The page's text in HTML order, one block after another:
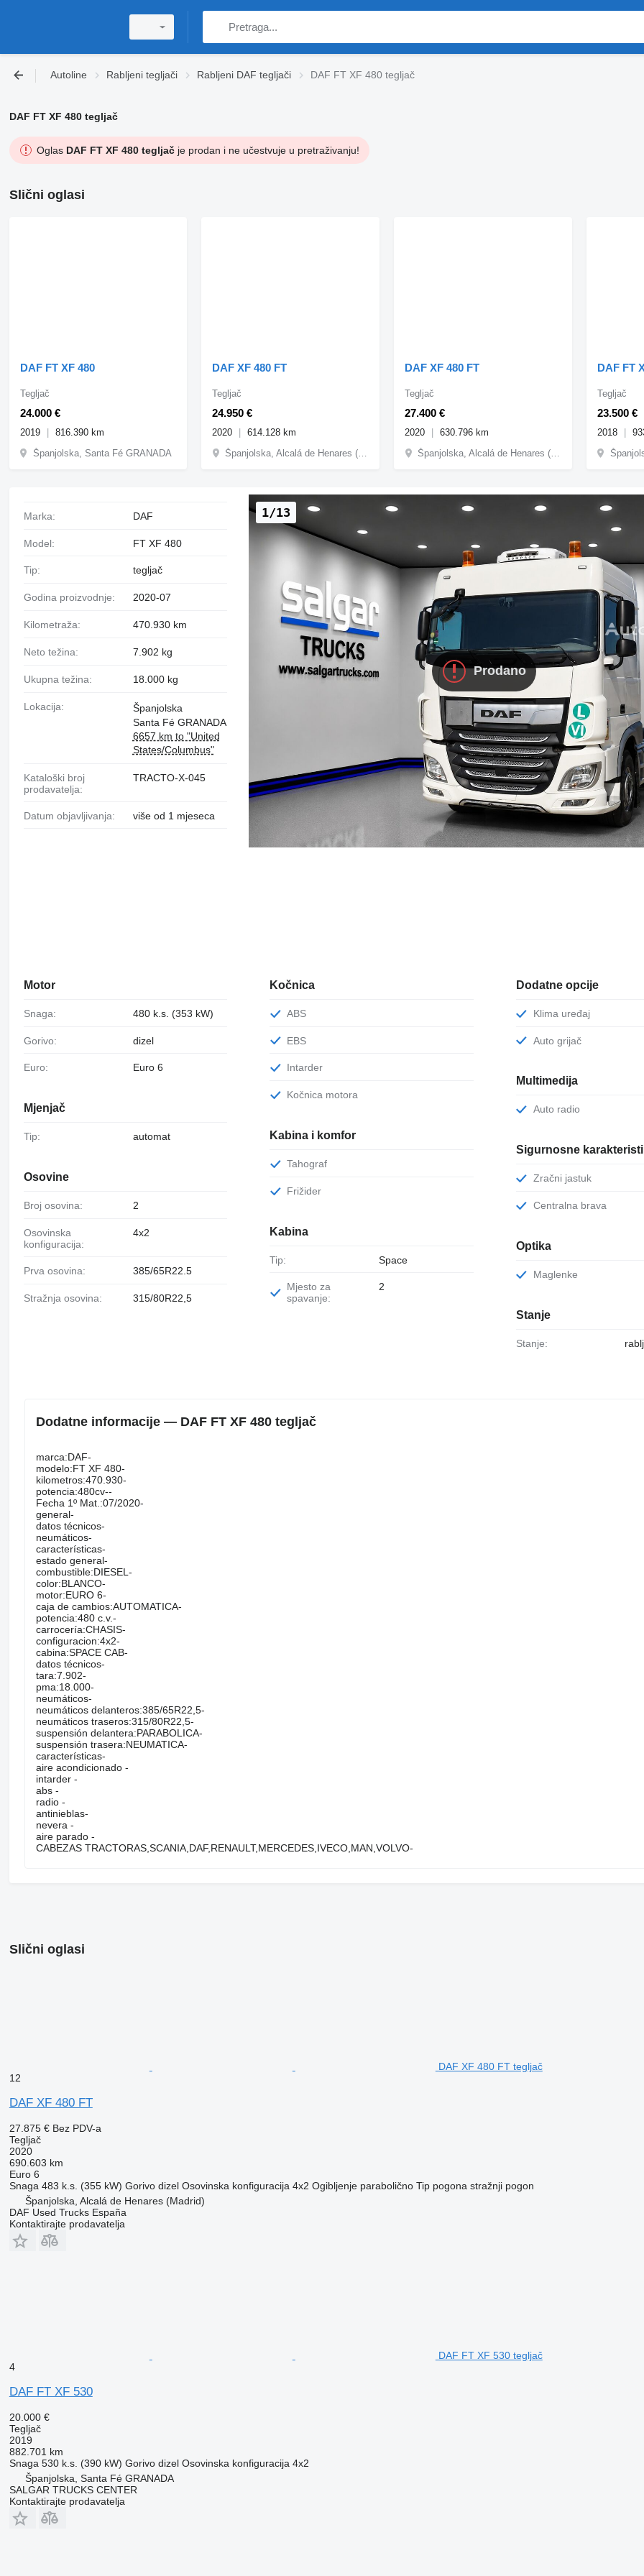
Autoline Rabljeni tegljači Rabljeni DAF tegljači DAF FT XF 480 tegljač
DAF FT XF 480 tegljač
Oglas DAF FT XF 480 tegljačje prodan i ne učestvuje u pretraživanju!
Slični oglasi
DAF FT XF 480
24.000 €
Tegljač
2019
816.390 km
Španjolska, Santa Fé GRANADA
DAF XF 480 FT
24.950 €
Tegljač
2020
614.128 km
DAF XF 480 FT
27.400 €
Tegljač
2020
630.796 km
DAF FT
23.500 €
Tegljač
2018
Prodano
1/13
Marka: DAF
Model: FT XF 480
Tip: tegljač
Godina proizvodnje: 2020-07
Kilometraža: 470.930 km
Neto težina: 7.902 kg
Ukupna težina: 18.000 kg
Lokacija:
Španjolska
Santa Fé GRANADA
6657 km to "United
States/Columbus"
Kataloški broj
prodavatelja:
TRACTO-X-045
Datum objavljivanja: više od 1 mjeseca
Motor
Snaga: 480 k.s. (353 kW)
Gorivo: dizel
Euro: Euro 6
Mjenjač
Tip: automat
Osovine
Broj osovina: 2
Osovinska
konfiguracija:
4x2
Prva osovina: 385/65R22.5
Stražnja osovina: 315/80R22,5
Kočnica
ABS
EBS
Intarder
Kočnica motora
Kabina i komfor
Tahograf
Frižider
Kabina
Tip: Space
Mjesto za
spavanje:
2
Dodatne opcije
Klima uređaj
Auto grijač
Multimedija
Auto radio
Sigurnosne
Zračni jastuk
Centralna brava
Optika
Maglenke
Stanje
Stanje:
Dodatne informacije — DAF FT XF 480 tegljač
marca:DAF-
modelo:FT XF 480-
kilometros:470.930-
potencia:480cv--
Fecha 1º Mat.:07/2020-
general-
datos técnicos-
neumáticos-
características-
estado general-
combustible:DIESEL-
color:BLANCO-
motor:EURO 6-
caja de cambios:AUTOMATICA-
potencia:480 c.v.-
carrocería:CHASIS-
configuracion:4x2-
cabina:SPACE CAB-
datos técnicos-
tara:7.902-
pma:18.000-
neumáticos-
neumáticos delanteros:385/65R22,5-
neumáticos traseros:315/80R22,5-
suspensión delantera:PARABOLICA-
suspensión trasera:NEUMATICA-
características-
aire acondicionado -
intarder -
abs -
radio -
antinieblas-
nevera -
aire parado -
CABEZAS TRACTORAS,SCANIA,DAF,RENAULT,MERCEDES,IVECO,MAN,VOLVO-
Slični oglasi
DAF XF 480 FT tegljač
12
DAF XF 480 FT
27.875 € Bez PDV-a
Tegljač
2020
690.603 km
Euro 6
Snaga 483 k.s. (355 kW) Gorivo dizel Osovinska konfiguracija 4x2 Ogibljenje parabolično Tip pogona stražnji pogon
Španjolska, Alcalá de Henares (Madrid)
DAF Used Trucks España
Kontaktirajte prodavatelja
DAF FT XF 530 tegljač
4
DAF FT XF 530
20.000 €
Tegljač
2019
882.701 km
Snaga 530 k.s. (390 kW) Gorivo dizel Osovinska konfiguracija 4x2
Španjolska, Santa Fé GRANADA
SALGAR TRUCKS CENTER
Kontaktirajte prodavatelja